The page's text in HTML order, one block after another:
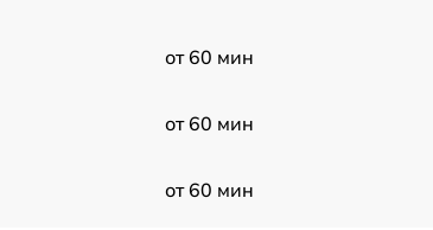
от 60 мин
от 60 мин
от 60 мин